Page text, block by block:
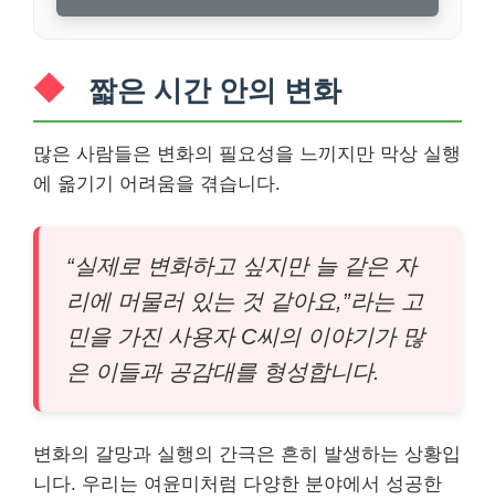
짧은 시간 안의 변화
많은 사람들은 변화의 필요성을 느끼지만 막상 실행
에 옮기기 어려움을 겪습니다.
“실제로 변화하고 싶지만 늘 같은 자
리에 머물러 있는 것 같아요,”라는 고
민을 가진 사용자 C씨의 이야기가 많
은 이들과 공감대를 형성합니다.
변화의 갈망과 실행의 간극은 흔히 발생하는 상황입
니다. 우리는 여윤미처럼 다양한 분야에서 성공한